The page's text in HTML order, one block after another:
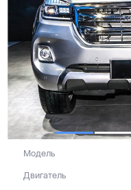
Модель
Двигатель